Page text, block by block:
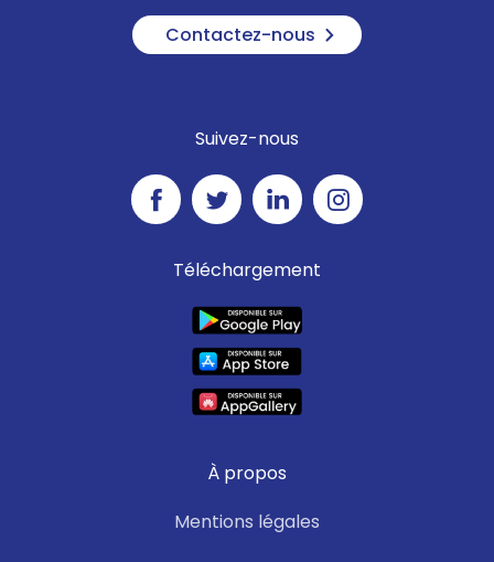
Contactez-nous
Suivez-nous
Téléchargement
À propos
Mentions légales